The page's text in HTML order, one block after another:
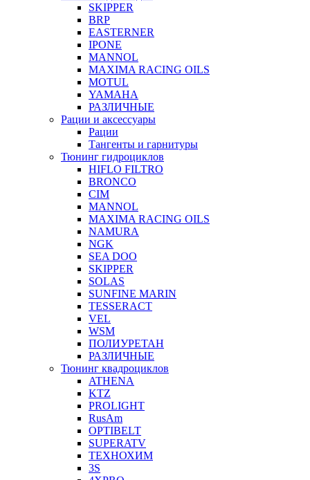
SKIPPER
BRP
EASTERNER
IPONE
MANNOL
MAXIMA RACING OILS
MOTUL
YAMAHA
РАЗЛИЧНЫЕ
Рации и аксессуары
Рации
Тангенты и гарнитуры
Тюнинг гидроциклов
HIFLO FILTRO
BRONCO
CIM
MANNOL
MAXIMA RACING OILS
NAMURA
NGK
SEA DOO
SKIPPER
SOLAS
SUNFINE MARIN
TESSERACT
VEL
WSM
ПОЛИУРЕТАН
РАЗЛИЧНЫЕ
Тюнинг квадроциклов
ATHENA
KTZ
PROLIGHT
RusAm
OPTIBELT
SUPERATV
ТЕХНОХИМ
3S